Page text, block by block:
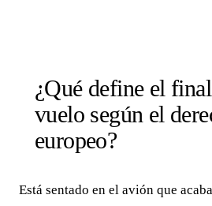
¿Qué define el
vuelo según el
europeo?
Está sentado en el avión que